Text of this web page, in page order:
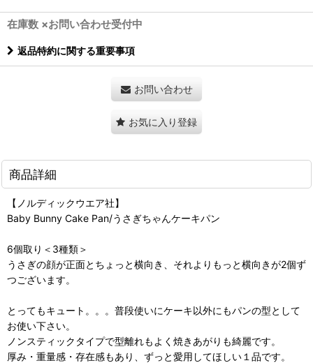
在庫数 ×お問い合わせ受付中
返品特約に関する重要事項
お問い合わせ
お気に入り登録
商品詳細
【ノルディックウエア社】
Baby Bunny Cake Pan/うさぎちゃんケーキパン
6個取り＜3種類＞
うさぎの顔が正面とちょっと横向き、それよりもっと横向きが2個ず
つございます。
とってもキュート。。。普段使いにケーキ以外にもパンの型として
お使い下さい。
ノンスティックタイプで型離れもよく焼きあがりも綺麗です。
厚み・重量感・存在感もあり、ずっと愛用してほしい１品です。